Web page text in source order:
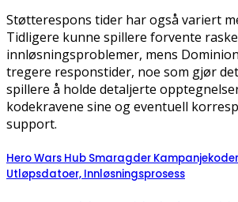
Støtterespons tider har også variert
Tidligere kunne spillere forvente
innløsningsproblemer, mens
tregere responstider, noe som gjør
spillere å holde detaljerte
kodekravene sine og eventuell
support.
Hero Wars Hub Smaragder
Utløpsdatoer, Innløsningsprosess